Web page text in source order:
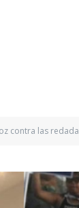
contra las